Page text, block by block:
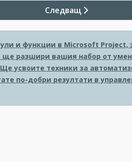
Следващ
и функции в Microsoft Project,
ще разшири вашия набор от
усвоите техники за
по-добри резултати в